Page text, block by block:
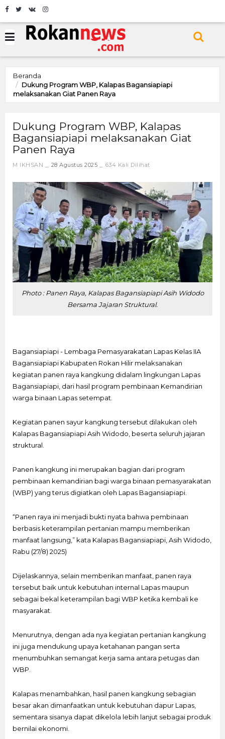
Beranda
Dukung Program WBP, Kalapas Bagansiapiapi
melaksanakan Giat Panen Raya
Dukung Program WBP, Kalapas
Bagansiapiapi melaksanakan Giat
Panen Raya
M IKHSAN 28 Agustus 2025 634 Kali Dilihat
Photo : Panen Raya, Kalapas Bagansiapiapi Asih Widodo
Bersama Jajaran Struktural.
Bagansiapiapi - Lembaga Pemasyarakatan Lapas Kelas IIA
Bagansiapiapi Kabupaten Rokan Hilir melaksanakan
kegiatan panen raya kangkung didalam lingkungan Lapas
Bagansiapiapi, dari hasil program pembinaan Kemandirian
warga binaan Lapas setempat.
Kegiatan panen sayur kangkung tersebut dilakukan oleh
Kalapas Bagansiapiapi Asih Widodo, beserta seluruh jajaran
struktural.
Panen kangkung ini merupakan bagian dari program
pembinaan kemandirian bagi warga binaan pemasyarakatan
(WBP) yang terus digiatkan oleh Lapas Bagansiapiapi.
“Panen raya ini menjadi bukti nyata bahwa pembinaan
berbasis keterampilan pertanian mampu memberikan
manfaat langsung,” kata Kalapas Bagansiapiapi, Asih Widodo,
Rabu (27/8) 2025)
Dijelaskannya, selain memberikan manfaat, panen raya
tersebut baik untuk kebutuhan internal Lapas maupun
sebagai bekal keterampilan bagi WBP ketika kembali ke
masyarakat.
Menurutnya, dengan ada nya kegiatan pertanian kangkung
ini juga mendukung upaya ketahanan pangan serta
menumbuhkan semangat kerja sama antara petugas dan
WBP.
Kalapas menambahkan, hasil panen kangkung sebagian
besar akan dimanfaatkan untuk kebutuhan dapur Lapas,
sementara sisanya dapat dikelola lebih lanjut sebagai produk
bernilai ekonomi.